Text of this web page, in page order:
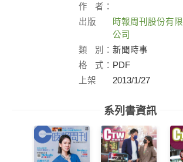
作
者：
出版
時報周刊股份有限
公司
類
別： 新聞時事
格
式： PDF
上架
2013/1/27
系列書資訊